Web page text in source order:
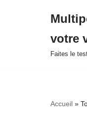
votre
Faites le
Accueil »